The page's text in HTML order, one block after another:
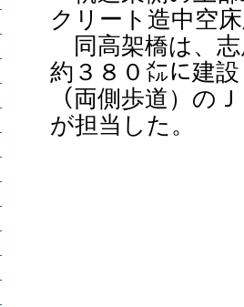
クリート造中空
同高架橋は、志
約３８０㍍に建
（両側歩道）の
が担当した。